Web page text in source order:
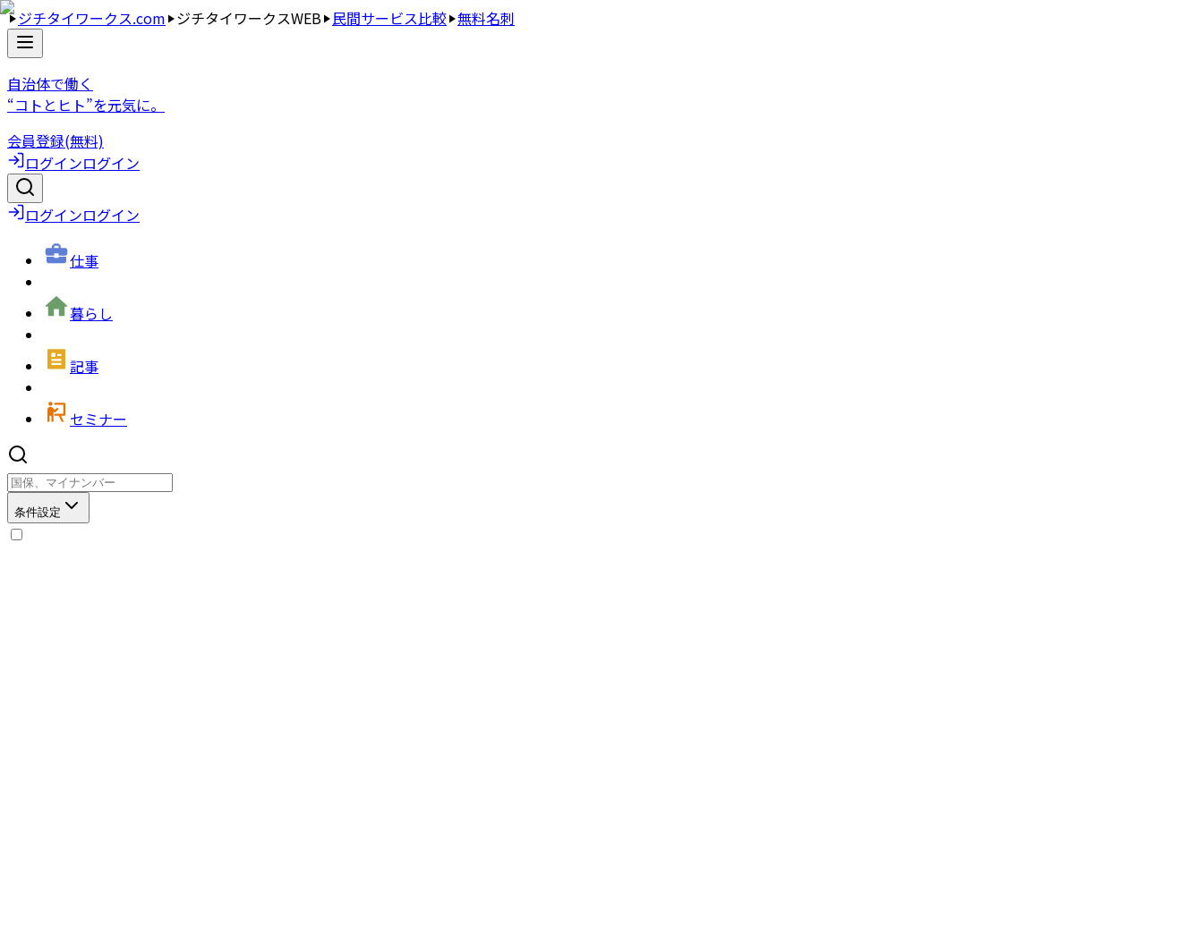
ジチタイワークス.com ジチタイワークスWEB 民間サービス比較 無料名刺
自治体で働く
“コトとヒト”を元気に。
会員登録(無料)
ログインログイン
ログインログイン
仕事
暮らし
記事
セミナー
条件設定